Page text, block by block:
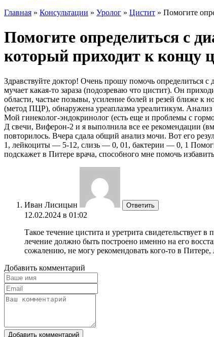
Главная » Консультации » Уролог » Цистит » Помогите
Помогите определиться с
который приходит к концу
Здравствуйте доктор! Очень прошу помочь определиться
мучает какая-то зараза (подозреваю что цистит). Он
области, частые позывы, усиление болей и резей ближе к
(метод ПЦР), обнаружена уреаплазма уреалитикум.
Мой гинеколог-эндокринолог (есть еще и проблемы с
Д свечи, Виферон-2 и я выполнила все ее рекомендации
повторилось. Вчера сдала общий анализ мочи. Вот его
1, лейкоциты — 5-12, слизь — 0, 01, бактерии — 0, 1
подскажет в Питере врача, способного мне помочь
Иван Лисицын Ответить
12.02.2024 в 01:02
Такое течение цистита и уретрита свидетельствует
лечение должно быть построено именно на его
сожалению, не могу рекомендовать кого-то в
Добавить комментарий
Добавить комментарий